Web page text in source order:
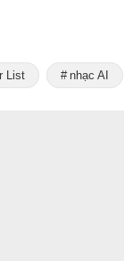
List nhạc AI